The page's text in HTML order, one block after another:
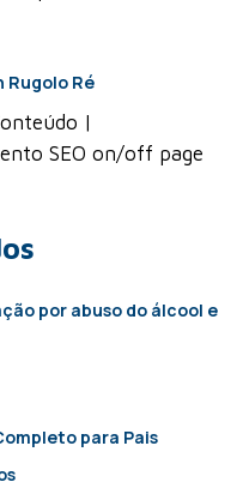
Rugolo Ré
|
SEO on/off page
por abuso do álcool e
para Pais